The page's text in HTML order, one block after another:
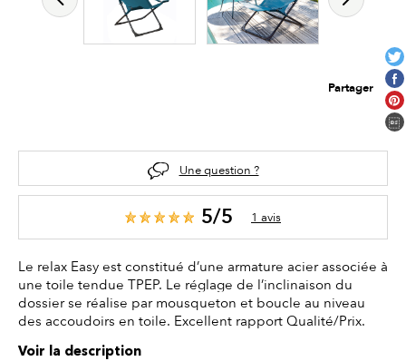
Partager
Une question ?
5/5 1 avis
Le relax Easy est constitué d’une armature acier associée à
une toile tendue TPEP. Le réglage de l’inclinaison du
dossier se réalise par mousqueton et boucle au niveau
des accoudoirs en toile. Excellent rapport Qualité/Prix.
Voir la description